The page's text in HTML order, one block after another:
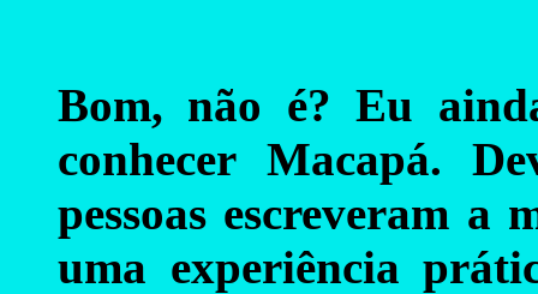
Bom, não é? Eu
conhecer Macapá.
pessoas escreveram a
uma experiência